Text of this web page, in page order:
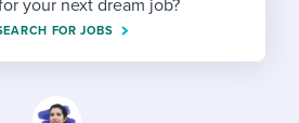
Establishing an employer brand
work processes
Candidate/employee experiences
HR terms
Academy
career resources
your next dream job?
FOR JOBS